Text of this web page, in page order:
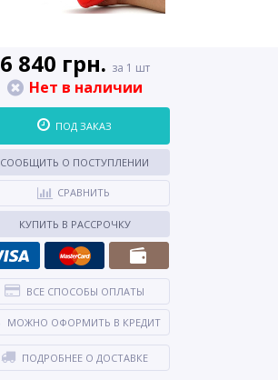
6 840 грн. за 1 шт
Нет в наличии
ПОД ЗАКАЗ
СООБЩИТЬ О ПОСТУПЛЕНИИ
СРАВНИТЬ
КУПИТЬ В РАССРОЧКУ
ВСЕ СПОСОБЫ ОПЛАТЫ
МОЖНО ОФОРМИТЬ В КРЕДИТ
ПОДРОБНЕЕ О ДОСТАВКЕ